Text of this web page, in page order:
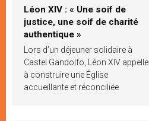
Léon XIV : « Une soif de
justice, une soif de charité
authentique »
Lors d’un déjeuner solidaire à
Castel Gandolfo, Léon XIV appelle
à construire une Église
accueillante et réconciliée